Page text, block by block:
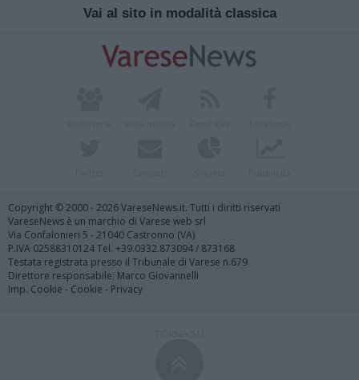
Vai al sito in modalità classica
Copyright © 2000 - 2026 VareseNews.it. Tutti i diritti riservati
VareseNews è un marchio di Varese web srl
Via Confalonieri 5 - 21040 Castronno (VA)
P.IVA 02588310124 Tel. +39.0332.873094 / 873168
Testata registrata presso il Tribunale di Varese n.679
Direttore responsabile: Marco Giovannelli
Imp. Cookie - Cookie - Privacy